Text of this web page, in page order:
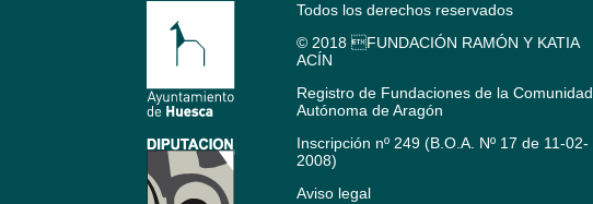
Todos los derechos reservados
© 2018 FUNDACIÓN RAMÓN Y KATIA
ACÍN
Registro de Fundaciones de la Comunidad
Autónoma de Aragón
Inscripción nº 249 (B.O.A. Nº 17 de 11-02-
2008)
Aviso legal